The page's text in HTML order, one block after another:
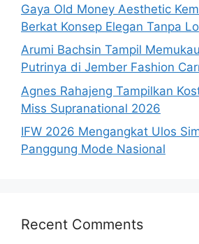
Gaya Old Money Aesthetic
Berkat Konsep Elegan Tanpa
Arumi Bachsin Tampil
Putrinya di Jember Fashion
Agnes Rahajeng Tampilkan
Miss Supranational 2026
IFW 2026 Mengangkat Ulos
Panggung Mode Nasional
Recent Comments